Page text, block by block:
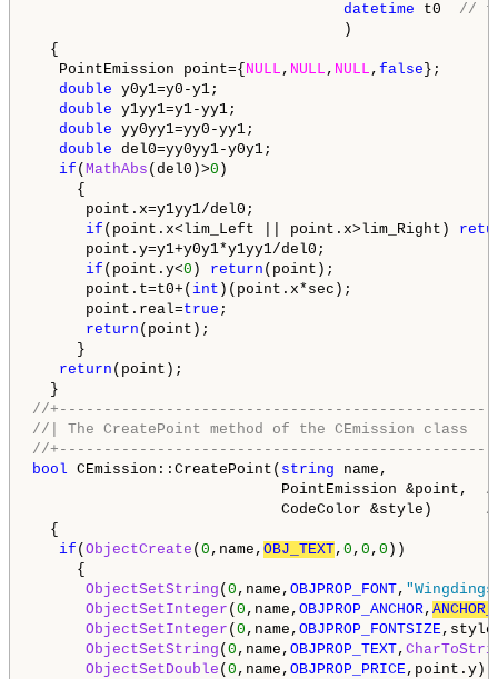
datetime t0 // t-
)
{
PointEmission point={ NULL , NULL , NULL , false };
double y0y1=y0-y1;
double y1yy1=y1-yy1;
double yy0yy1=yy0-yy1;
double del0=yy0yy1-y0y1;
if ( MathAbs (del0)>0 )
{
point.x=y1yy1/del0;
if (point.x<lim_Left || point.x>lim_Right)
point.y=y1+y0y1*y1yy1/del0;
if (point.y<0 ) return (point);
point.t=t0+( int )(point.x*sec);
point.real=true ;
return (point);
}
return (point);
//
//| The CreatePoint method of the CEmission class
//
bool CEmission::CreatePoint( string name,
PointEmission &point,
CodeColor &style)
{
if ( ObjectCreate ( 0 ,name, OBJ_TEXT, 0 , 0 , 0 ))
{
ObjectSetString ( 0 ,name, OBJPROP_FONT,
ObjectSetInteger ( 0 ,name, OBJPROP_ANCHOR,
ObjectSetInteger ( 0 ,name, OBJPROP_FONTSIZE
ObjectSetString ( 0 ,name, OBJPROP_TEXT,
ObjectSetDouble ( 0 ,name, OBJPROP_PRICE,point.y);